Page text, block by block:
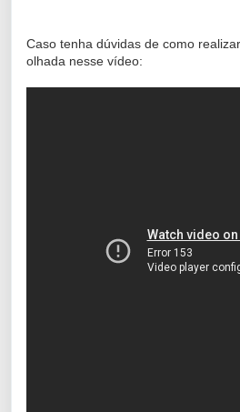
Caso tenha dúvidas de como
olhada nesse vídeo: